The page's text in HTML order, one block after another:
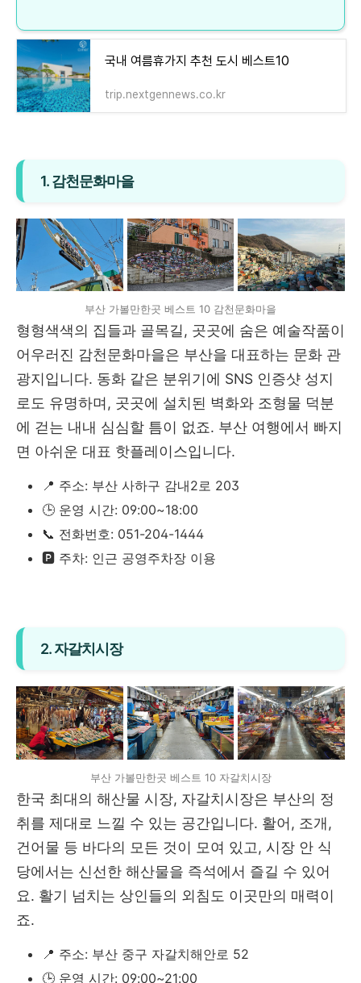
국내 여름휴가지 추천 도시 베스트10
trip.nextgennews.co.kr
1. 감천문화마을
부산 가볼만한곳 베스트 10 감천문화마을
형형색색의 집들과 골목길, 곳곳에 숨은 예술작품이
어우러진 감천문화마을은 부산을 대표하는 문화 관
광지입니다. 동화 같은 분위기에 SNS 인증샷 성지
로도 유명하며, 곳곳에 설치된 벽화와 조형물 덕분
에 걷는 내내 심심할 틈이 없죠. 부산 여행에서 빠지
면 아쉬운 대표 핫플레이스입니다.
📍 주소: 부산 사하구 감내2로 203
🕒 운영 시간: 09:00~18:00
📞 전화번호: 051-204-1444
🅿️ 주차: 인근 공영주차장 이용
2. 자갈치시장
부산 가볼만한곳 베스트 10 자갈치시장
한국 최대의 해산물 시장, 자갈치시장은 부산의 정
취를 제대로 느낄 수 있는 공간입니다. 활어, 조개,
건어물 등 바다의 모든 것이 모여 있고, 시장 안 식
당에서는 신선한 해산물을 즉석에서 즐길 수 있어
요. 활기 넘치는 상인들의 외침도 이곳만의 매력이
죠.
📍 주소: 부산 중구 자갈치해안로 52
🕒 운영 시간: 09:00~21:00